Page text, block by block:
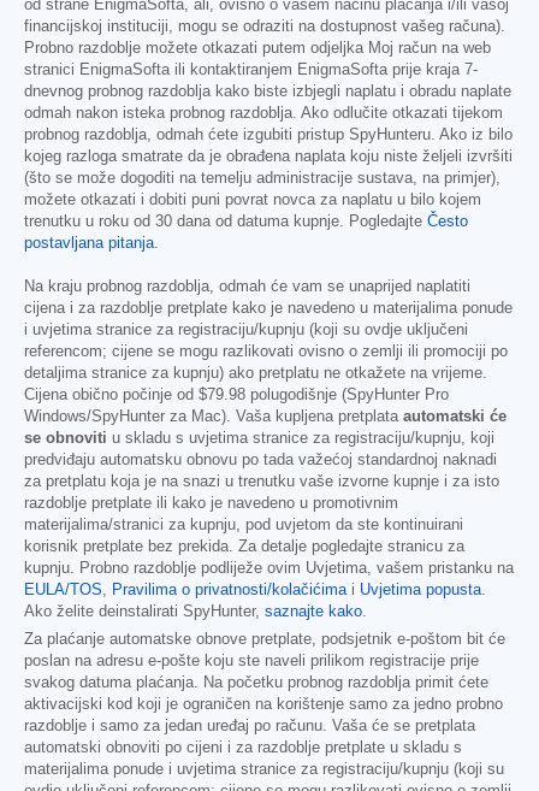
od strane EnigmaSofta, ali, ovisno o vašem načinu plaćanja i/ili vašoj
financijskoj instituciji, mogu se odraziti na dostupnost vašeg računa).
Probno razdoblje možete otkazati putem odjeljka Moj račun na web
stranici EnigmaSofta ili kontaktiranjem EnigmaSofta prije kraja 7-
dnevnog probnog razdoblja kako biste izbjegli naplatu i obradu naplate
odmah nakon isteka probnog razdoblja. Ako odlučite otkazati tijekom
probnog razdoblja, odmah ćete izgubiti pristup SpyHunteru. Ako iz bilo
kojeg razloga smatrate da je obrađena naplata koju niste željeli izvršiti
(što se može dogoditi na temelju administracije sustava, na primjer),
možete otkazati i dobiti puni povrat novca za naplatu u bilo kojem
trenutku u roku od 30 dana od datuma kupnje. Pogledajte Često
postavljana pitanja
Na kraju probnog razdoblja, odmah će vam se unaprijed naplatiti
cijena i za razdoblje pretplate kako je navedeno u materijalima ponude
i uvjetima stranice za registraciju/kupnju (koji su ovdje uključeni
referencom; cijene se mogu razlikovati ovisno o zemlji ili promociji po
detaljima stranice za kupnju) ako pretplatu ne otkažete na vrijeme.
Cijena obično počinje od $79.98 polugodišnje (SpyHunter Pro
Windows/SpyHunter za Mac). Vaša kupljena pretplata automatski će
se obnoviti u skladu s uvjetima stranice za registraciju/kupnju, koji
predviđaju automatsku obnovu po tada važećoj standardnoj naknadi
za pretplatu koja je na snazi u trenutku vaše izvorne kupnje i za isto
razdoblje pretplate ili kako je navedeno u promotivnim
materijalima/stranici za kupnju, pod uvjetom da ste kontinuirani
korisnik pretplate bez prekida. Za detalje pogledajte stranicu za
kupnju. Probno razdoblje podliježe ovim Uvjetima, vašem pristanku na
EULA/TOS
Pravilima o privatnosti/kolačićima i Uvjetima popusta
Ako želite deinstalirati SpyHunter, saznajte kako
Za plaćanje automatske obnove pretplate, podsjetnik e-poštom bit će
poslan na adresu e-pošte koju ste naveli prilikom registracije prije
svakog datuma plaćanja. Na početku probnog razdoblja primit ćete
aktivacijski kod koji je ograničen na korištenje samo za jedno probno
razdoblje i samo za jedan uređaj po računu. Vaša će se pretplata
automatski obnoviti po cijeni i za razdoblje pretplate u skladu s
materijalima ponude i uvjetima stranice za registraciju/kupnju (koji su